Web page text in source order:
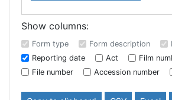
Show columns:
Form type Form description
Reporting date
Act
Film
File number
Accession number